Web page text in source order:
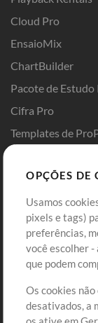
Cloud Pro
EnsaioMix
ChartBuilder
Pacote de
Cifra Pro
Templates de
Comprar Créditos
Conteúdo Grátis
Solicite uma
Extras
Sessões
OPÇÕES DE
Usamos
pixels e tags)
preferências,
você escolher
que podem
Os cookies
desativados, a